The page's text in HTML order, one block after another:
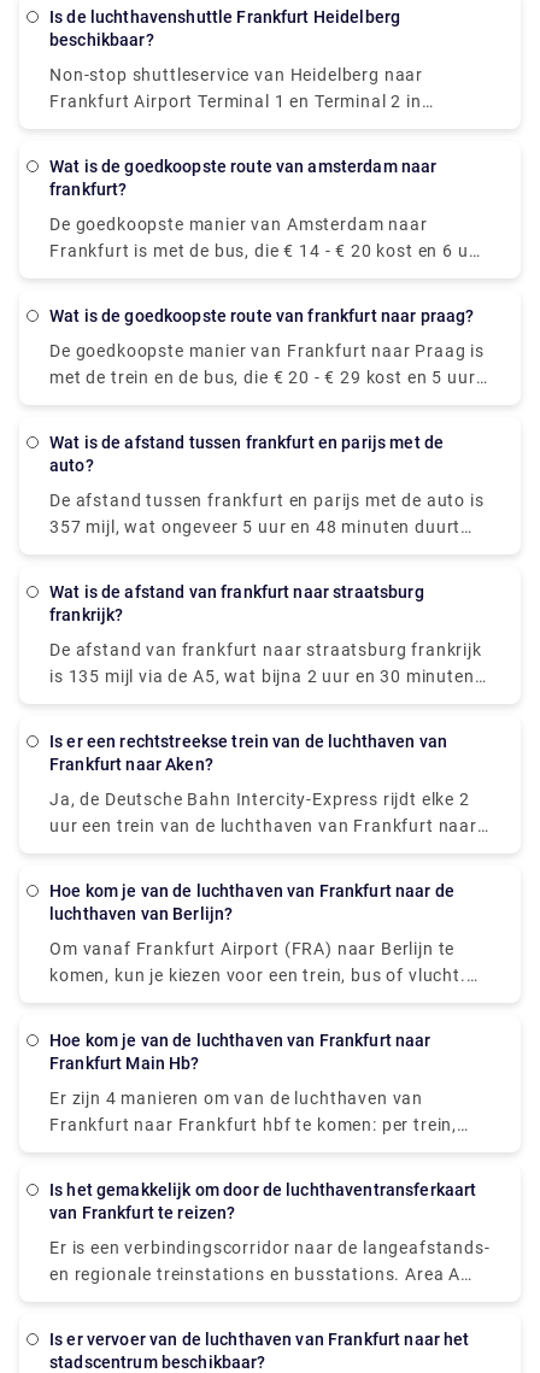
Frankfurt naar Mannheim met geweldige service en
gastvrijheid via onze website, Rydeu.
van reizen, terwijl de meest betaalbare manier om
is, die € 20 - € 29 kost en 5 uur en 50 minuten duurt.
Is de luchthavenshuttle Frankfurt Heidelberg
beschikbaar?
Non-stop shuttleservice van Heidelberg naar
Frankfurt Airport Terminal 1 en Terminal 2 in
ongeveer 60 minuten. De ticketprijs kost tussen
Wat is de goedkoopste route van amsterdam naar
frankfurt?
De goedkoopste manier van Amsterdam naar
Frankfurt is met de bus, die € 14 - € 20 kost en 6 uur
en 5 meter duurt om 272 mijl af te leggen.
Wat is de goedkoopste route van frankfurt naar praag?
De goedkoopste manier van Frankfurt naar Praag is
met de trein en de bus, die € 20 - € 29 kost en 5 uur
en 50 meter duurt om de afstand af te leggen.
Wat is de afstand tussen frankfurt en parijs met de
auto?
De afstand tussen frankfurt en parijs met de auto is
357 mijl, wat ongeveer 5 uur en 48 minuten duurt
om via de A4 te rijden.
Wat is de afstand van frankfurt naar straatsburg
frankrijk?
De afstand van frankfurt naar straatsburg frankrijk
is 135 mijl via de A5, wat bijna 2 uur en 30 minuten
duurt om de afstand af te leggen.
Is er een rechtstreekse trein van de luchthaven van
Frankfurt naar Aken?
Ja, de Deutsche Bahn Intercity-Express rijdt elke 2
uur een trein van de luchthaven van Frankfurt naar
Aachen Hbf, die € 45 - € 65 per persoon kost.
Hoe kom je van de luchthaven van Frankfurt naar de
luchthaven van Berlijn?
Om vanaf Frankfurt Airport (FRA) naar Berlijn te
komen, kun je kiezen voor een trein, bus of vlucht.
De vlucht duurt ongeveer 1 uur en 50 meter om de
kunt ook met de trein gaan, die € 95 - € 140 kost en
bus, die € 18 - € 40 kost en 8 uur en 5 minuten
duurt.
Hoe kom je van de luchthaven van Frankfurt naar
Frankfurt Main Hb?
Er zijn 4 manieren om van de luchthaven van
Frankfurt naar Frankfurt hbf te komen: per trein,
bus, taxi of auto. De meest kostenefficiënte manier
de afstand af te leggen.
Is het gemakkelijk om door de luchthaventransferkaart
van Frankfurt te reizen?
Er is een verbindingscorridor naar de langeafstands-
en regionale treinstations en busstations. Area A
t/m C bevindt zich in Terminal 1. Area D en E
terminals te bereiken via skyline of shuttlebus. De
Is er vervoer van de luchthaven van Frankfurt naar het
stadscentrum beschikbaar?